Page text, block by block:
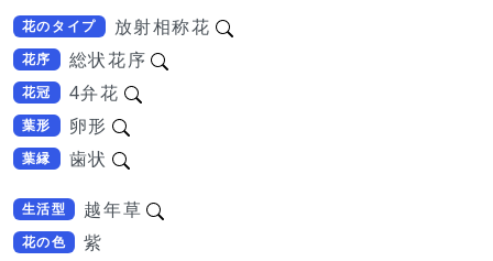
花のタイプ 放射相称花
花序 総状花序
花冠 4弁花
葉形 卵形
葉縁 歯状
生活型 越年草
花の色 紫